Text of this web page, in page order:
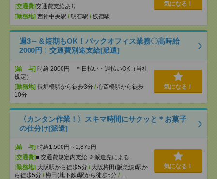
[交通費]交通費支給あり
[勤務地] 西神中央駅 / 明石駅 / 板宿駅
気になる！
週3～＆短期もOK！バックオフィス業務〇高時給
2000円！交通費別途支給[派遣]
[給 与] 時給 2000円 ＊日払い・週払いOK（当社
規定）
[勤務地] 長堀橋駅から徒歩3分 / 心斎橋駅から徒歩
10分
気になる！
〈カンタン作業！〉スキマ時間にサクッと＊お菓子
の仕分け[派遣]
[給 与] 時給1,500円～1,875円
[交通費]■ 交通費規定内支給 ※派遣先による
[勤務地] 大阪駅から徒歩5分 / 大阪梅田(阪急線)駅か
ら徒歩5分 / 梅田(地下鉄)駅から徒歩5分 / …
気になる！